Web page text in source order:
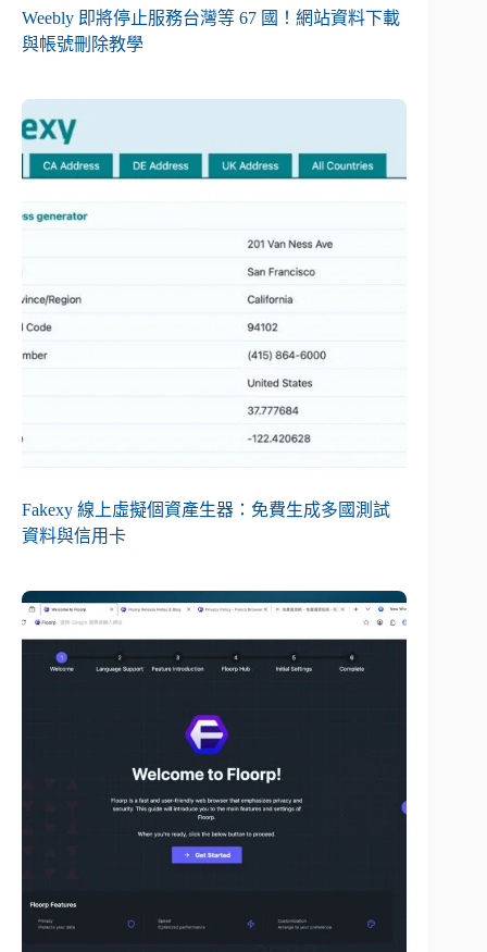
Weebly 即將停止服務台灣等 67 國！網站資料下載
與帳號刪除教學
Fakexy 線上虛擬個資產生器：免費生成多國測試
資料與信用卡